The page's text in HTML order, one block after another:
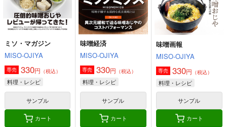
ボクカワウソ
長門
コロラド
サンプル
カート
サンプル サンプル
ミソ・マガジン
MISO-OJIYA
専売 330円 （税込）
料理・レシピ
サンプル
カート
味噌経済
MISO-OJIYA
専売 330円 （税込）
料理・レシピ
サンプル
カート
味噌画報
MISO-OJIYA
専売 330円 （税込）
料理・レシピ
サンプル
カート